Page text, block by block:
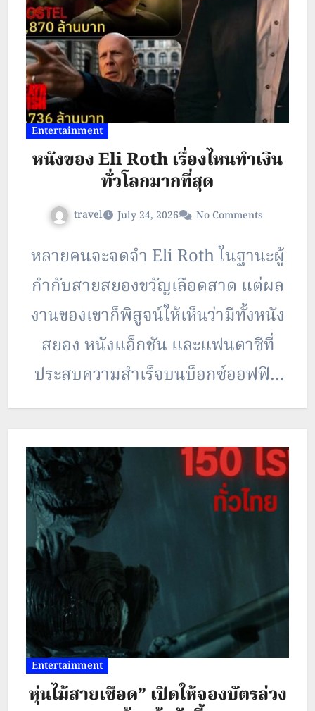
Entertainment
หนังของ Eli Roth เรื่องไหนทำเงิน
ทั่วโลกมากที่สุด
travel July 24, 2026 No Comments
หลายคนจะจดจำ Eli Roth ในฐานะผู้
กำกับสายสยองขวัญเลือดสาด แต่ผล
งานของเขาก็พิสูจน์ให้เห็นว่ามีทั้งหนัง
สยอง หนังแอ็กชัน และแฟนตาซีที่
ประสบความสำเร็จบนบ็อกซ์ออฟฟิศ
ทั่วโลก เปิด 4 อันดับผลงานกำกับที่ทำ
Cream Man ผลงานล่าสุดของเจ้าพ่อ
หนังสยองขวัญคนนี้ จะก้าวขึ้นมาเป็น
อีกหนึ่งหนังทำเงินของเขาได้หรือไม่?
Ice Cream Man หวานเย็นเข็นมา
เชือด 6 สิงหาคมนี้ ในโรงภาพยนตร์
Entertainment
หุ่นไม้สายเชือด” เปิดให้จองบัตรล่วง